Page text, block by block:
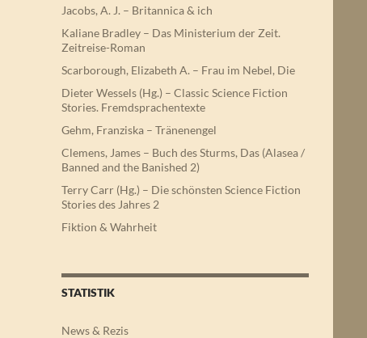
Jacobs, A. J. – Britannica & ich
Kaliane Bradley – Das Ministerium der Zeit.
Zeitreise-Roman
Scarborough, Elizabeth A. – Frau im Nebel, Die
Dieter Wessels (Hg.) – Classic Science Fiction
Stories. Fremdsprachentexte
Gehm, Franziska – Tränenengel
Clemens, James – Buch des Sturms, Das (Alasea /
Banned and the Banished 2)
Terry Carr (Hg.) – Die schönsten Science Fiction
Stories des Jahres 2
Fiktion & Wahrheit
STATISTIK
News & Rezis